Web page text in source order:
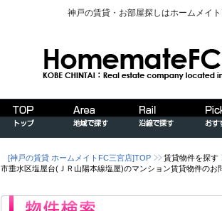
神戸の賃貸・お部屋探しはホームメイ
[神戸の賃貸 ホームメイトFC三宮店]TOP 賃貸物件を探す
市垂水区塩屋台(ＪＲ山陽本線塩屋)のマンション賃貸物件のお